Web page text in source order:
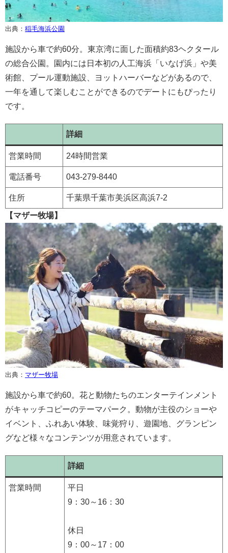
出典： 稲毛海浜公園
施設から車で約60分。東京湾に面した面積約83ヘクタール
の総合公園。園内には日本初の人工海浜「いなげ浜」や美
術館、プール運動施設、ヨットハーバーなどがあるので、
一年を通して楽しむことができるのでデートにもぴったり
です。
詳細
営業時間 24時間営業
電話番号 043-279-8440
住所 千葉県千葉市美浜区高浜7-2
【マザー牧場】
出典： マザー牧場
施設から車で約60。花と動物たちのエンターテインメント
がキャッチコピーのテーマパーク。動物が主役のショーや
イベント、ふれあい体験、味覚狩り、遊園地、グランピン
グなど様々なコンテンツが用意されています。
詳細
営業時間
平日
9：30～16：30
休日
9：00～17：00